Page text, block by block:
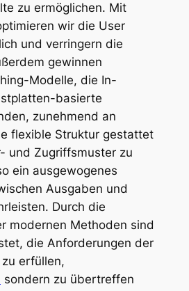
zu ermöglichen. Mit
wir die User
und verringern die
gewinnen
Modelle, die In-
basierte
zunehmend an
flexible Struktur gestattet
und Zugriffsmuster zu
ein ausgewogenes
Ausgaben und
Durch die
modernen Methoden sind
die Anforderungen der
erfüllen,
sondern zu übertreffen